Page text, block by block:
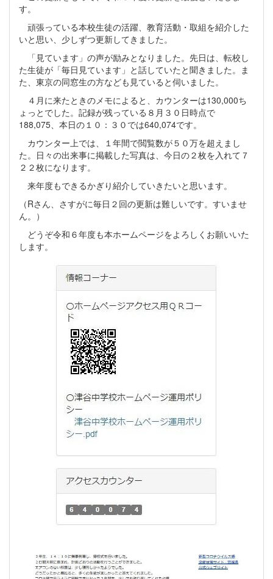
す。
頑張っている本校生徒の活躍、教育活動・取組を紹介した
いと思い、少しずつ更新してきました。
「見ています」の声が励みとなりました。先日は、転校し
た生徒が「毎日見ています」と話していたと聞きました。ま
た、東京の同窓生の方なども見ていると伺いました。
４月に来たときのメモによると、カウンターは130,000ち
ょっとでした。記録が残っている８月３０日時点で
188,075、本日の１０：３０では640,074です。
カウンター上では、１年間で閲覧数が５０万を超えまし
た。日々の出来事に掲載した写真は、今日の２枚を入れて７
２２枚になります。
来年度もできるかぎり紹介していきたいと思います。
（Rさん、さすがに毎日２回の更新は難しいです。すいませ
ん。）
どうぞ令和６年度も本ホームページをよろしくお願いいた
します。